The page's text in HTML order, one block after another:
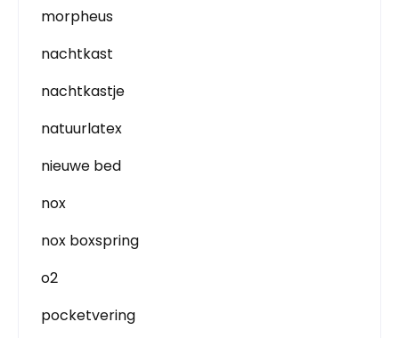
morpheus
nachtkast
nachtkastje
natuurlatex
nieuwe bed
nox
nox boxspring
o2
pocketvering